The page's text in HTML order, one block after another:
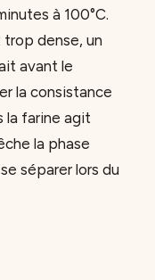
à 100°C.
trop dense, un
avant le
la consistance
la farine agit
la phase
séparer lors du